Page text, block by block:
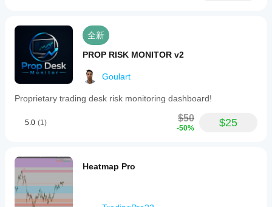
全新
PROP RISK MONITOR v2
Goulart
Proprietary trading desk risk monitoring dashboard!
5.0 (1) $50
-50% $25
Heatmap Pro